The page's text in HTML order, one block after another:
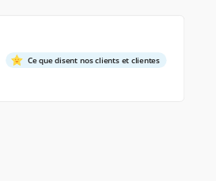
Ce que disent nos clients et clientes